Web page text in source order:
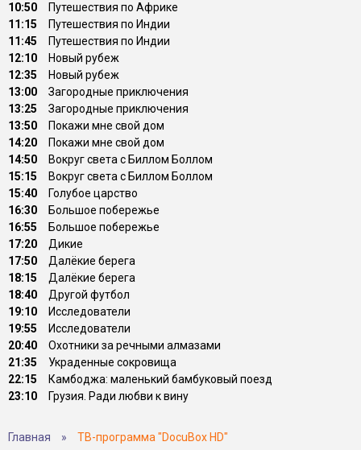
10:50
Путешествия по Африке
11:15
Путешествия по Индии
11:45
Путешествия по Индии
12:10
Новый рубеж
12:35
Новый рубеж
13:00
Загородные приключения
13:25
Загородные приключения
13:50
Покажи мне свой дом
14:20
Покажи мне свой дом
14:50
Вокруг света с Биллом Боллом
15:15
Вокруг света с Биллом Боллом
15:40
Голубое царство
16:30
Большое побережье
16:55
Большое побережье
17:20
Дикие
17:50
Далёкие берега
18:15
Далёкие берега
18:40
Другой футбол
19:10
Исследователи
19:55
Исследователи
20:40
Охотники за речными алмазами
21:35
Украденные сокровища
22:15
Камбоджа: маленький бамбуковый поезд
23:10
Грузия. Ради любви к вину
Главная » ТВ-программа "DocuBox HD"